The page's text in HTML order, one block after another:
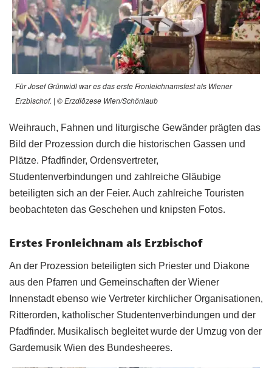
Für Josef Grünwidl war es das erste Fronleichnamsfest als Wiener
Erzbischof. | © Erzdiözese Wien/Schönlaub
Weihrauch, Fahnen und liturgische Gewänder prägten das
Bild der Prozession durch die historischen Gassen und
Plätze. Pfadfinder, Ordensvertreter,
Studentenverbindungen und zahlreiche Gläubige
beteiligten sich an der Feier. Auch zahlreiche Touristen
beobachteten das Geschehen und knipsten Fotos.
Erstes Fronleichnam als Erzbischof
An der Prozession beteiligten sich Priester und Diakone
aus den Pfarren und Gemeinschaften der Wiener
Innenstadt ebenso wie Vertreter kirchlicher Organisationen,
Ritterorden, katholischer Studentenverbindungen und der
Pfadfinder. Musikalisch begleitet wurde der Umzug von der
Gardemusik Wien des Bundesheeres.